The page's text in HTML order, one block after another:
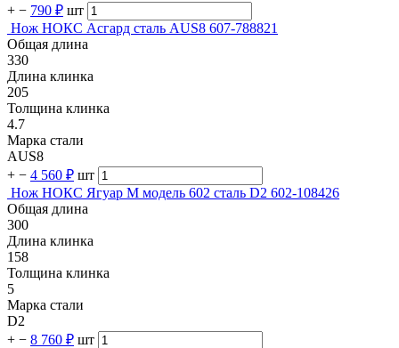
+ − 790 ₽ шт
Нож НОКС Асгард сталь AUS8 607-788821
Общая длина
330
Длина клинка
205
Толщина клинка
4.7
Марка стали
AUS8
+ − 4 560 ₽ шт
Нож НОКС Ягуар М модель 602 сталь D2 602-108426
Общая длина
300
Длина клинка
158
Толщина клинка
5
Марка стали
D2
+ − 8 760 ₽ шт